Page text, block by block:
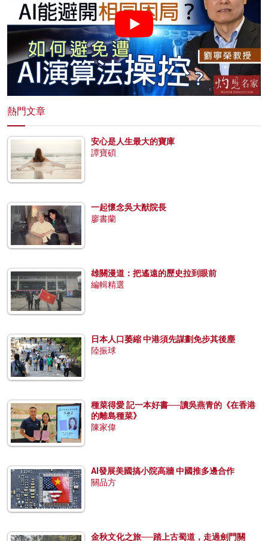
熱門文章
安心是人生最大的寶庫
譚寶碩
一起懷念吳大猷院長
廖書蘭
雄關漫道：把遙遠的歷史拉到眼前
編輯精選
日本人口萎縮 中港須先謀劃免步其後塵
陸振球
種菜得愛 記一本好書──讀吳燕青的《在香港
的離島種菜》
陳家偉
AI發展美國搞小院高牆 中國推多邊合作
關品方
金秋文化之旅──踏上古蜀道，走過劍門關